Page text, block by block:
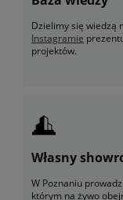
Dzielimy się wiedzą
Instagramie
projektów.
Własny
W Poznaniu
którym na żywo